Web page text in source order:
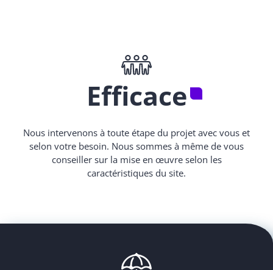
Efficace
Nous intervenons à toute étape du projet avec vous et
selon votre besoin. Nous sommes à même de vous
conseiller sur la mise en œuvre selon les
caractéristiques du site.